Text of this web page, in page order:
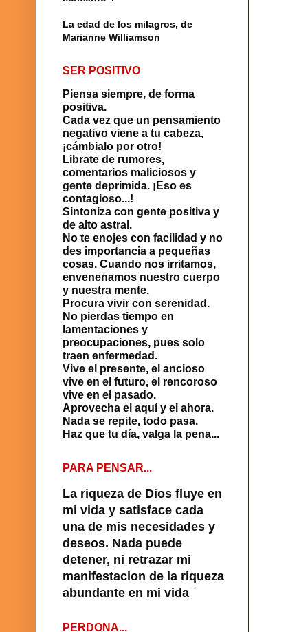
La edad de los milagros, de
Marianne Williamson
SER POSITIVO
Piensa siempre, de forma
positiva.
Cada vez que un pensamiento
negativo viene a tu cabeza,
¡cámbialo por otro!
Librate de rumores,
comentarios maliciosos y
gente deprimida. ¡Eso es
contagioso...!
Sintoniza con gente positiva y
de alto astral.
No te enojes con facilidad y no
des importancia a pequeñas
cosas. Cuando nos irritamos,
envenenamos nuestro cuerpo
y nuestra mente.
Procura vivir con serenidad.
No pierdas tiempo en
lamentaciones y
preocupaciones, pues solo
traen enfermedad.
Vive el presente, el ancioso
vive en el futuro, el rencoroso
vive en el pasado.
Aprovecha el aquí y el ahora.
Nada se repite, todo pasa.
Haz que tu día, valga la pena...
PARA PENSAR...
La riqueza de Dios fluye en
mi vida y satisface cada
una de mis necesidades y
deseos. Nada puede
detener, ni retrazar mi
manifestacion de la riqueza
abundante en mi vida ´
PERDONA...